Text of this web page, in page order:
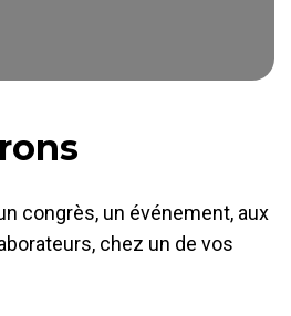
congrès, un événement, aux
chez un de vos